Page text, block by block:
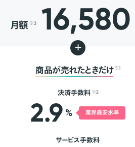
月額 ※3 16,580
+
商品が売れたときだけ ※1
決済手数料 ※2
2.9 % 業界最安水準
サービス手数料